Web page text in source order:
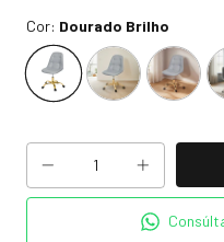
Cor: Dourado Brilho